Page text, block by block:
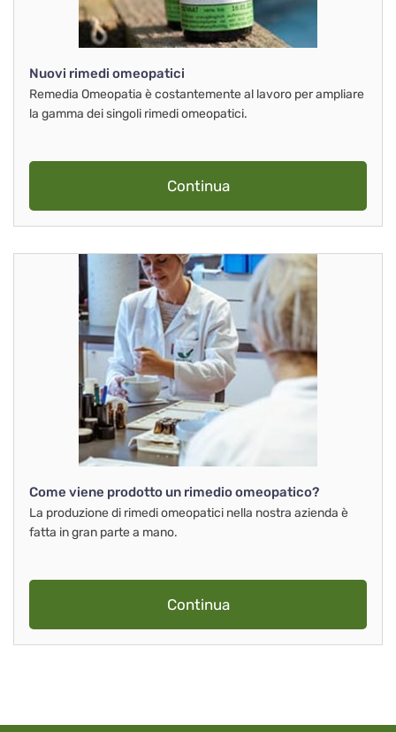
Nuovi rimedi omeopatici
Remedia Omeopatia è costantemente al lavoro per ampliare
la gamma dei singoli rimedi omeopatici.
Continua
Come viene prodotto un rimedio omeopatico?
La produzione di rimedi omeopatici nella nostra azienda è
fatta in gran parte a mano.
Continua